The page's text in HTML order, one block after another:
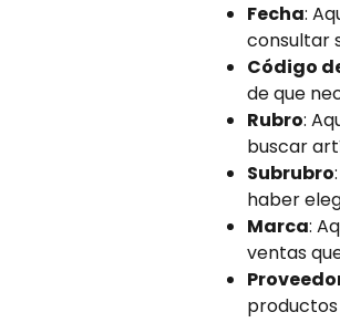
Fecha:
consultar
Código
de que
Rubro:
buscar
Subrubro
haber
Marca:
ventas